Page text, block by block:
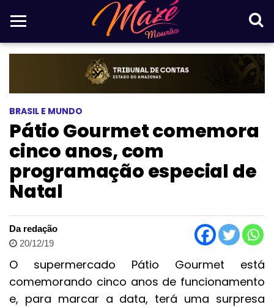
BRASIL E MUNDO
Pátio Gourmet comemora
cinco anos, com
programação especial de
Natal
Da redação
20/12/19
O supermercado Pátio Gourmet está
comemorando cinco anos de funcionamento
e, para marcar a data, terá uma surpresa